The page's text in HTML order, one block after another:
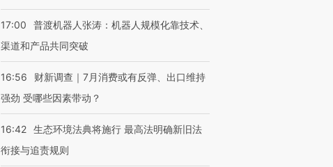
17:00
普渡机器人张涛：机器人规模化靠技术、
渠道和产品共同突破
16:56
财新调查｜7月消费或有反弹、出口维持
强劲 受哪些因素带动？
16:42 生态环境法典将施行 最高法明确新旧法
衔接与追责规则